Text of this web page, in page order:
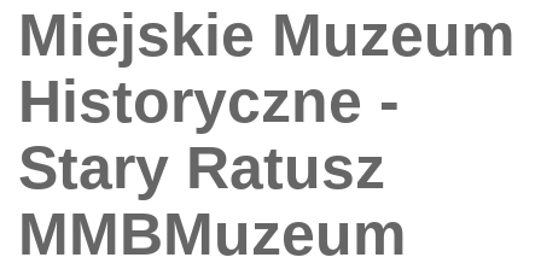
Miejskie Muzeum
Historyczne -
Stary Ratusz
MMBMuzeum